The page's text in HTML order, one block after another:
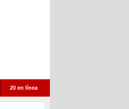
20 en línea